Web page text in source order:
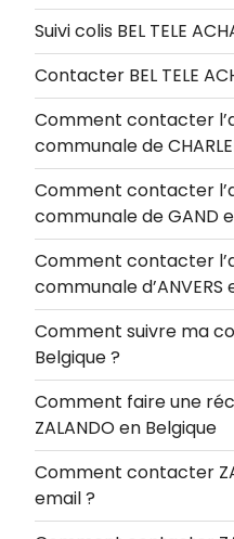
Suivi colis BEL TELE
Contacter BEL TELE
Comment contacter
communale de
Comment contacter
communale de GAND
Comment contacter
communale d’ANVERS
Comment suivre ma
Belgique ?
Comment faire une
ZALANDO en Belgique
Comment contacter
email ?